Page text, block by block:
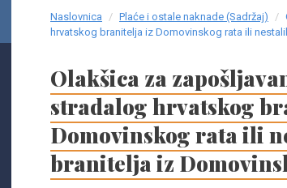
Naslovnica Plaće i ostale naknade (Sadržaj)
hrvatskog branitelja iz Domovinskog rata ili
Olakšica za
stradalog hrvatskog
Domovinskog rata ili
branitelja iz